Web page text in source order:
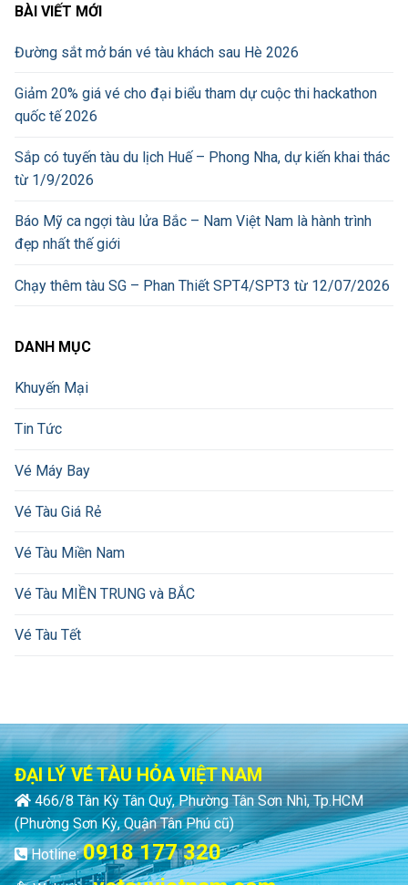
BÀI VIẾT MỚI
Đường sắt mở bán vé tàu khách sau Hè 2026
Giảm 20% giá vé cho đại biểu tham dự cuộc thi hackathon
quốc tế 2026
Sắp có tuyến tàu du lịch Huế – Phong Nha, dự kiến khai thác
từ 1/9/2026
Báo Mỹ ca ngợi tàu lửa Bắc – Nam Việt Nam là hành trình
đẹp nhất thế giới
Chạy thêm tàu SG – Phan Thiết SPT4/SPT3 từ 12/07/2026
DANH MỤC
Khuyến Mại
Tin Tức
Vé Máy Bay
Vé Tàu Giá Rẻ
Vé Tàu Miền Nam
Vé Tàu MIỀN TRUNG và BẮC
Vé Tàu Tết
ĐẠI LÝ VÉ TÀU HỎA VIỆT NAM
466/8 Tân Kỳ Tân Quý, Phường Tân Sơn Nhì, Tp.HCM
(Phường Sơn Kỳ, Quận Tân Phú cũ)
Hotline:0918 177 320